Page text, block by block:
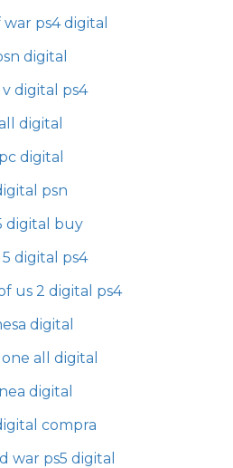
ps4 digital
digital
digital ps4
digital
pc digital
psn
digital buy
digital ps4
us 2 digital ps4
digital
all digital
digital
compra
war ps5 digital